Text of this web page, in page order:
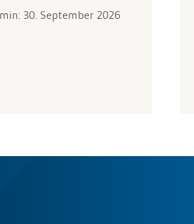
30. September 2026